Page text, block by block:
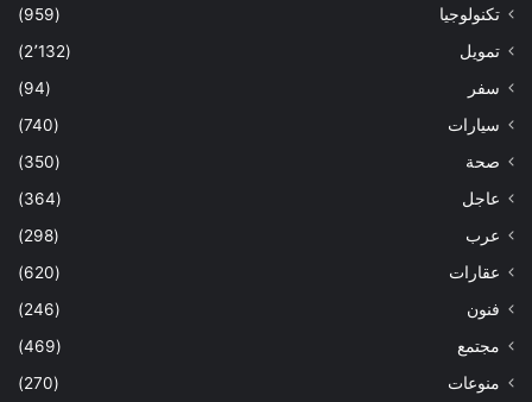
تكنولوجيا
(959)
تمويل
(2٬132)
سفر
(94)
سيارات
(740)
صحة
(350)
عاجل
(364)
عرب
(298)
عقارات
(620)
فنون
(246)
مجتمع
(469)
منوعات
(270)